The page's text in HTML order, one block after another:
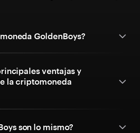
GoldenBoys?
ventajas y
la criptomoneda
son lo mismo?